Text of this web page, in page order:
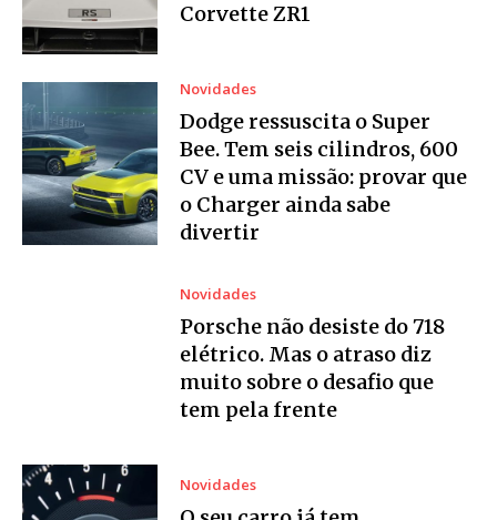
Corvette ZR1
Novidades
Dodge ressuscita o Super
Bee. Tem seis cilindros, 600
CV e uma missão: provar que
o Charger ainda sabe
divertir
Novidades
Porsche não desiste do 718
elétrico. Mas o atraso diz
muito sobre o desafio que
tem pela frente
Novidades